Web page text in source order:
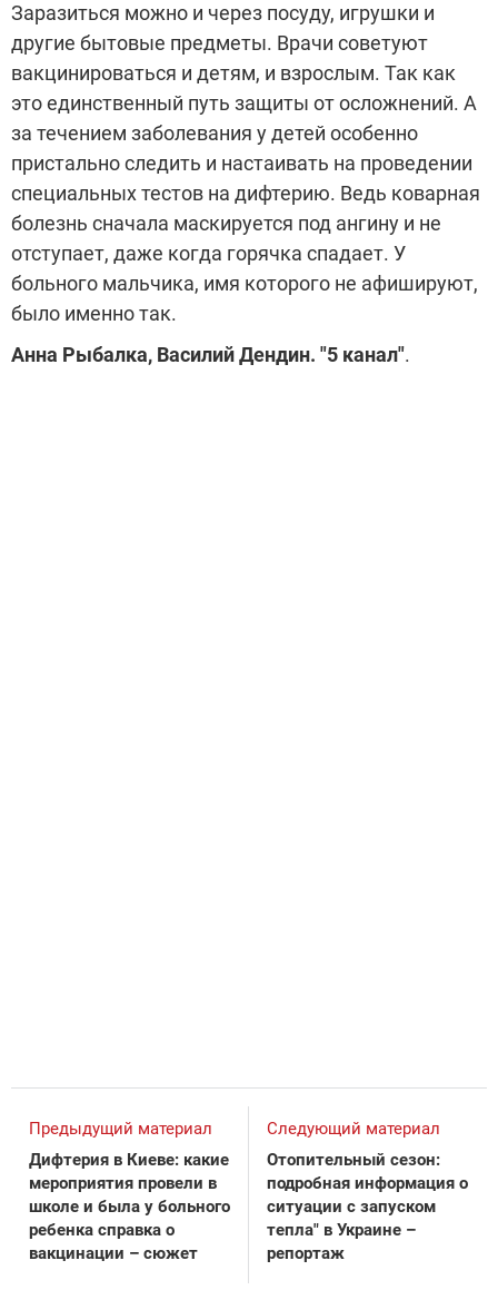
Заразиться можно и через посуду, игрушки и
другие бытовые предметы. Врачи советуют
вакцинироваться и детям, и взрослым. Так как
это единственный путь защиты от осложнений. А
за течением заболевания у детей особенно
пристально следить и настаивать на проведении
специальных тестов на дифтерию. Ведь коварная
болезнь сначала маскируется под ангину и не
отступает, даже когда горячка спадает. У
больного мальчика, имя которого не афишируют,
было именно так.
Анна Рыбалка, Василий Дендин. "5 канал".
Предыдущий материал
Дифтерия в Киеве: какие
мероприятия провели в
школе и была у больного
ребенка справка о
вакцинации – сюжет
Следующий материал
Отопительный сезон:
подробная информация о
ситуации с запуском
тепла" в Украине –
репортаж